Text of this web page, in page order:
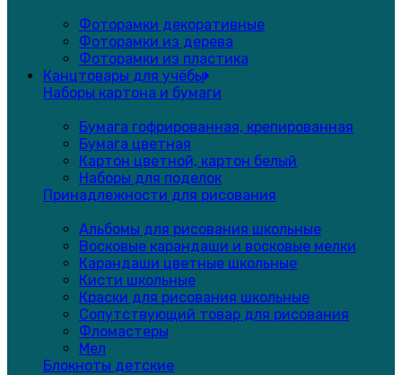
Фоторамки декоративные
Фоторамки из дерева
Фоторамки из пластика
Канцтовары для учёбы
Наборы картона и бумаги
Бумага гофрированная, крепированная
Бумага цветная
Картон цветной, картон белый
Наборы для поделок
Принадлежности для рисования
Альбомы для рисования школьные
Восковые карандаши и восковые мелки
Карандаши цветные школьные
Кисти школьные
Краски для рисования школьные
Сопутствующий товар для рисования
Фломастеры
Мел
Блокноты детские